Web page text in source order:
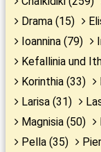
Drama (15)
Ioannina (79)
Kefallinia und
Korinthia (33)
Larisa (31)
Magnisia (50)
Pella (35)